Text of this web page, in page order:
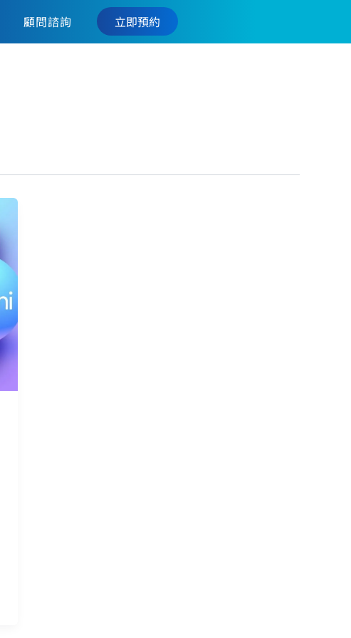
顧問諮詢 立即預約